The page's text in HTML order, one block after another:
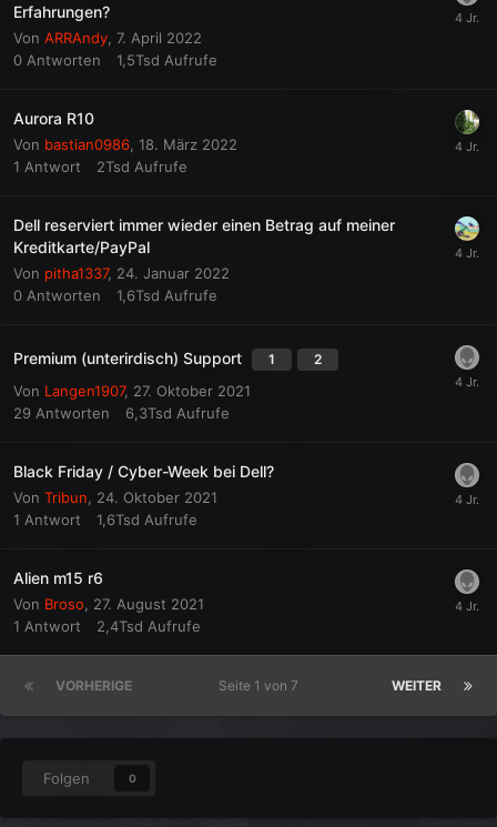
Erfahrungen?
Von ARRAndy 7. April 2022
0 Antworten 1,5Tsd Aufrufe
Aurora R10
Von bastian0986 18. März 2022
1 Antwort 2Tsd Aufrufe
Dell reserviert immer wieder einen Betrag auf meiner
Kreditkarte/PayPal
Von pitha1337, 24. Januar 2022
0 Antworten 1,6Tsd Aufrufe
Premium (unterirdisch) Support 1 2
Von Langen1907, 27. Oktober 2021
29 Antworten 6,3Tsd Aufrufe
Black Friday / Cyber-Week bei Dell?
Von Tribun
24. Oktober 2021
1 Antwort 1,6Tsd Aufrufe
Alien m15 r6
Von Broso
27. August 2021
1 Antwort 2,4Tsd Aufrufe
VORHERIGE WEITER
Seite 1 von 7
Folgen 0